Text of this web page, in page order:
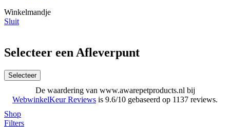
Winkelmandje
Sluit
Selecteer een Afleverpunt
Selecteer
De waardering van www.awarepetproducts.nl bij
WebwinkelKeur Reviews is 9.6/10 gebaseerd op 1137 reviews.
Shop
Filters